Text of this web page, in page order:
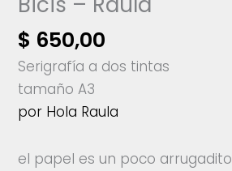
$ 650,00
Serigrafía a dos tintas
tamaño A3
por Hola Raula
el papel es un poco arrugadito